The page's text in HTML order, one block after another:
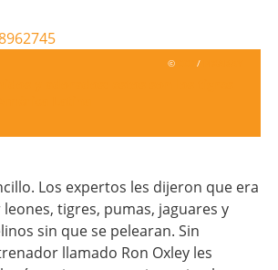
© /
Los expertos les dijeron que era
tigres, pumas, jaguares y
sin que se pelearan. Sin
llamado Ron Oxley les